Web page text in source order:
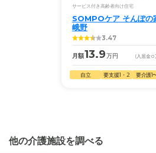
幅広い選択肢の中から、条件
ことができます。
・こだわりの条件や医療体制か
たとえば「カラオケ」「麻雀
「夫婦入居可」の施設、「看
入居相談： 0120-579-721（
受付時間：10：00～19：00
・全国10000件の介護施設情
幅広い選択肢の中から、条件
ことができます。
医療・看護体制から施設を探す
サービス付き高齢者向け住宅
SOMPOケア そんぽの
峨野
3.47
月額13.9万円 (入居金0
自立 要支援1・2 要介護1
他の介護施設を調べる